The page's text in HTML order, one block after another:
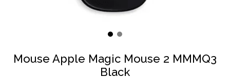
Mouse Apple Magic Mouse 2 MMMQ3
Black